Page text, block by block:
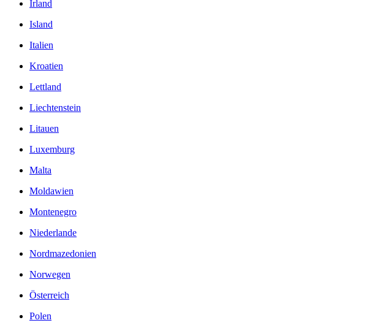
Irland
Island
Italien
Kroatien
Lettland
Liechtenstein
Litauen
Luxemburg
Malta
Moldawien
Montenegro
Niederlande
Nordmazedonien
Norwegen
Österreich
Polen